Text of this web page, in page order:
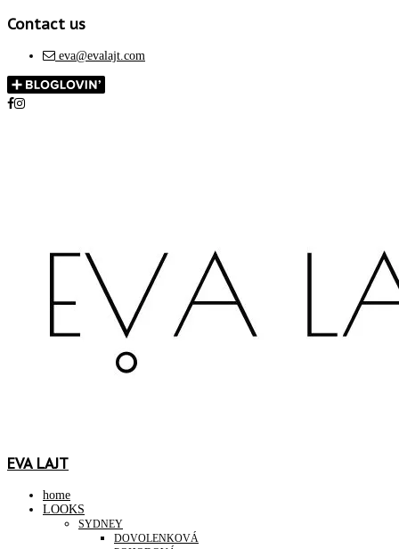
Contact us
eva@evalajt.com
EVA LAJT
home
LOOKS
SYDNEY
DOVOLENKOVÁ